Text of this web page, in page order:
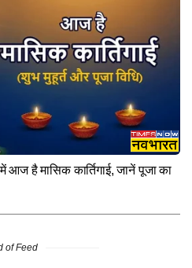
of Feed